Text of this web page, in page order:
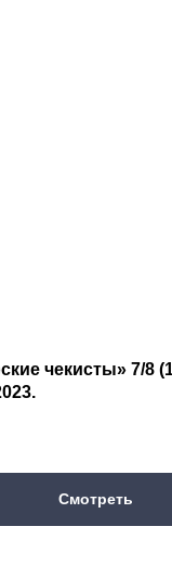
чекисты» 7/8
Смотреть